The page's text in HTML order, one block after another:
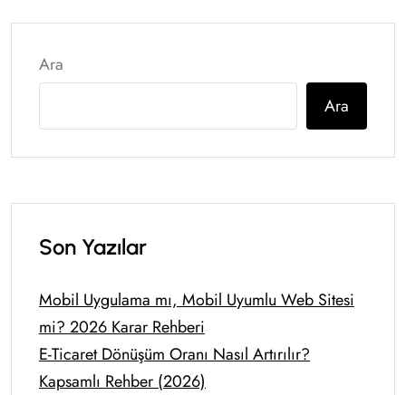
Ara
Ara
Son Yazılar
Mobil Uygulama mı, Mobil Uyumlu Web Sitesi
mi? 2026 Karar Rehberi
E-Ticaret Dönüşüm Oranı Nasıl Artırılır?
Kapsamlı Rehber (2026)